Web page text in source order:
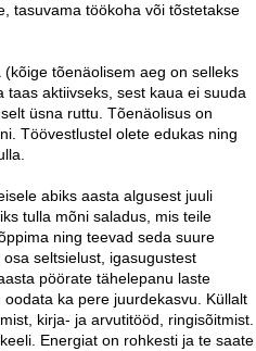
tasuvama töökoha või tõstetakse
tõenäolisem aeg on selleks
aktiivseks, sest kaua ei suuda
üsna ruttu. Tõenäolisus on
Töövestlustel olete edukas ning
abiks aasta algusest juuli
tulla mõni saladus, mis teile
ning teevad seda suure
seltsielust, igasugustest
pöörate tähelepanu laste
ka pere juurdekasvu. Küllalt
kirja- ja arvutitööd, ringisõitmist.
Energiat on rohkesti ja te saate